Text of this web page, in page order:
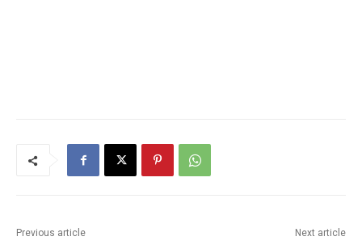
Previous article Next article